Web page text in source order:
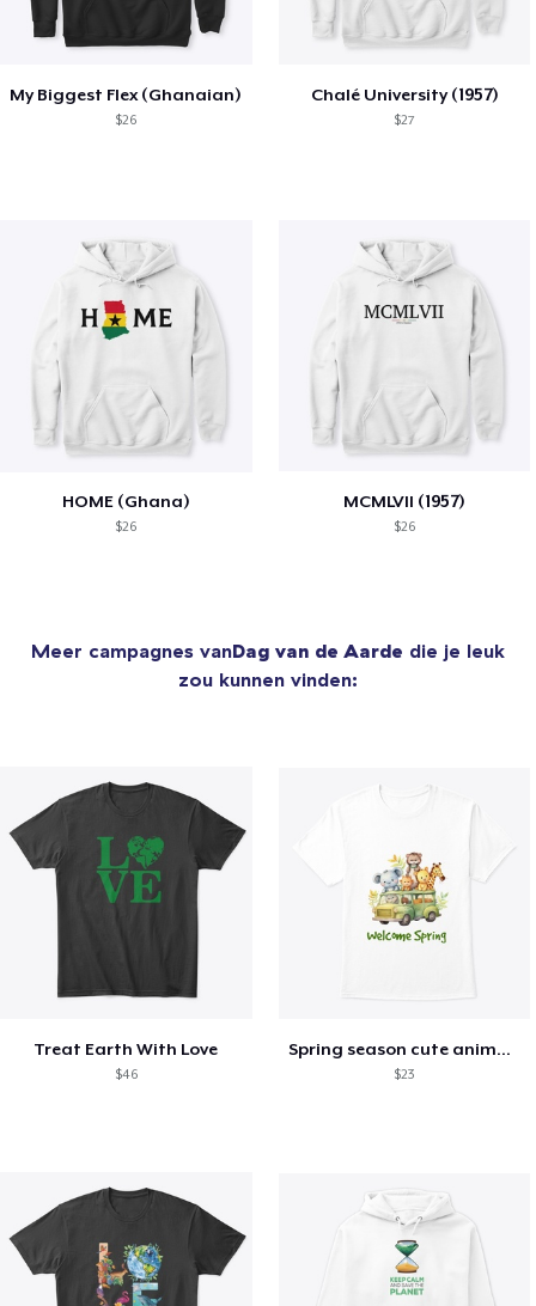
My Biggest Flex (Ghanaian)
$26
Chalé University (1957)
$27
HOME (Ghana)
$26
MCMLVII (1957)
$26
Meer campagnes vanDag van de Aarde die je leuk
zou kunnen vinden:
Treat Earth With Love
$46
Spring season cute animal kids tshirt
$23